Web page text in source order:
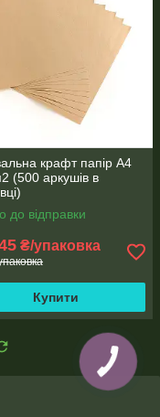
крафт папір А4
(500 аркушів в
до відправки
₴/упаковка
Купити